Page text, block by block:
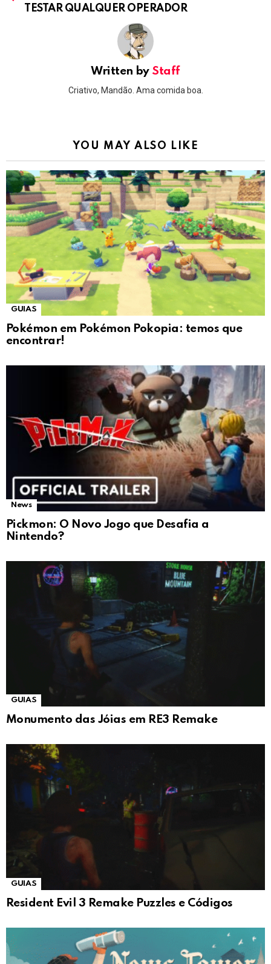
TESTAR QUALQUER OPERADOR
Written by Staff
Criativo, Mandão. Ama comida boa.
YOU MAY ALSO LIKE
GUIAS
Pokémon em Pokémon Pokopia: temos que
encontrar!
News
Pickmon: O Novo Jogo que Desafia a
Nintendo?
GUIAS
Monumento das Jóias em RE3 Remake
GUIAS
Resident Evil 3 Remake Puzzles e Códigos